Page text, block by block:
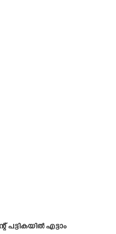
എട്ടാം